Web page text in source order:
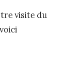
visite du